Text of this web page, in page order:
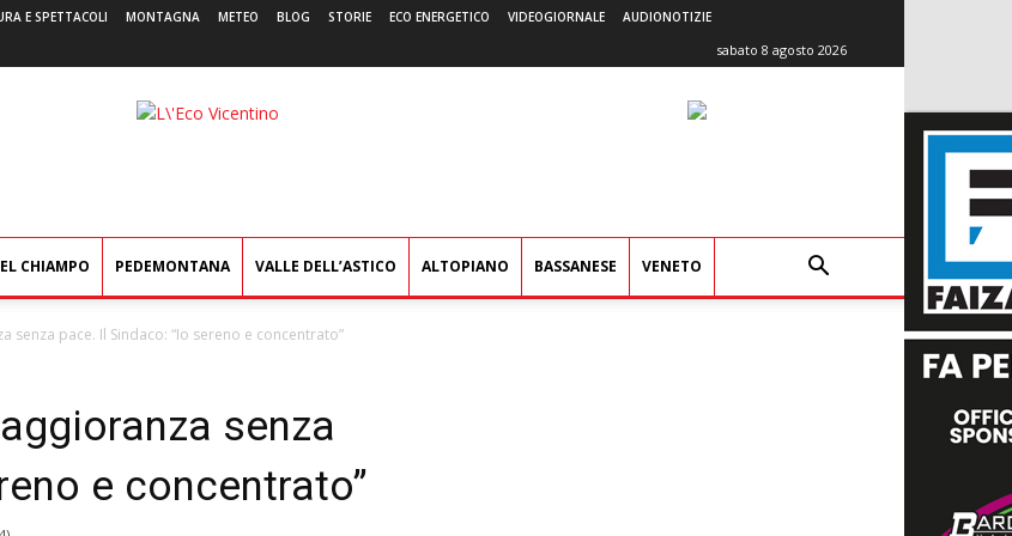
E SPETTACOLI MONTAGNA METEO BLOG STORIE ECO ENERGETICO VIDEOGIORNALE AUDIONOTIZIE
sabato 8 agosto 2026
L'Eco
CHIAMPO PEDEMONTANA VALLE DELL’ASTICO ALTOPIANO BASSANESE VENETO
senza pace. Il Sindaco: “Io sereno e concentrato”
senza
e concentrato”